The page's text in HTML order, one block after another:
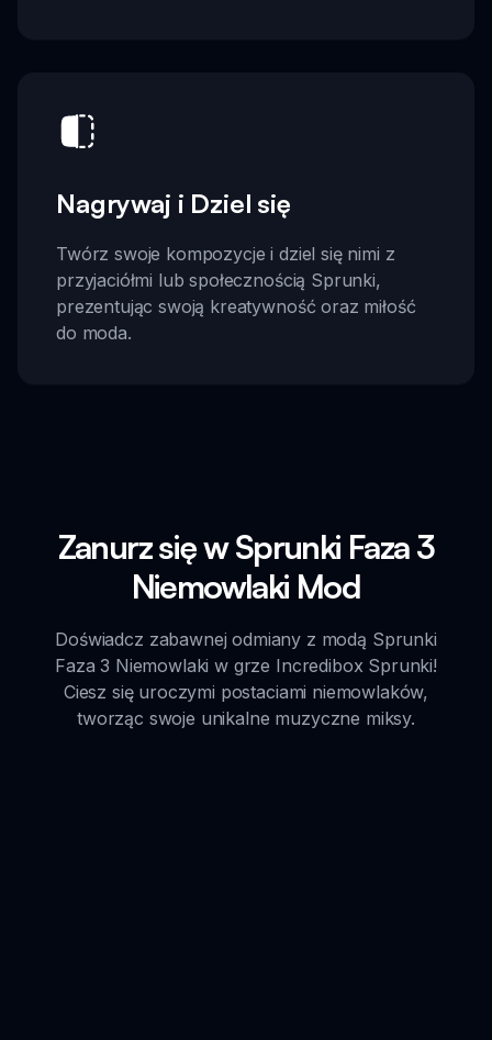
Nagrywaj i Dziel się
Twórz swoje kompozycje i dziel się nimi z
przyjaciółmi lub społecznością Sprunki,
prezentując swoją kreatywność oraz miłość
do moda.
Zanurz się w Sprunki Faza 3
Niemowlaki Mod
Doświadcz zabawnej odmiany z modą Sprunki
Faza 3 Niemowlaki w grze Incredibox Sprunki!
Ciesz się uroczymi postaciami niemowlaków,
tworząc swoje unikalne muzyczne miksy.